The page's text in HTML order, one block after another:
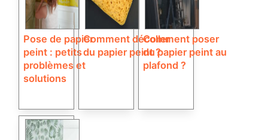
Pose de papier
peint : petits
problèmes et
solutions
Comment décoller
du papier peint ?
Comment poser
du papier peint au
plafond ?